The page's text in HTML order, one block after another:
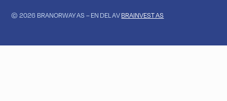
© 2026 BRANORWAY AS – EN DEL AVBRAINVEST AS